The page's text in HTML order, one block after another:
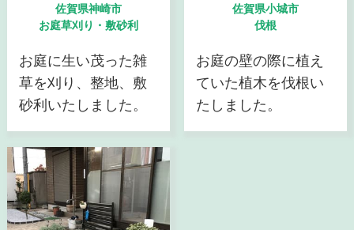
佐賀県神崎市
お庭草刈り・敷砂利
お庭に生い茂った雑
草を刈り、整地、敷
砂利いたしました。
佐賀県小城市
伐根
お庭の壁の際に植え
ていた植木を伐根い
たしました。